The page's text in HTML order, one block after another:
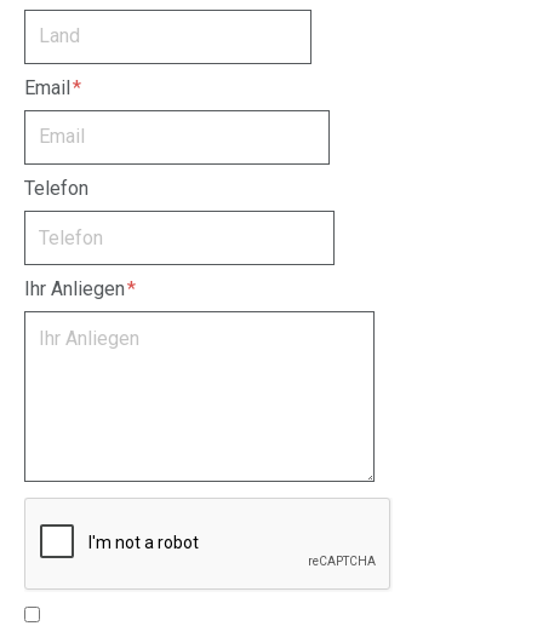
Email
Telefon
Ihr Anliegen